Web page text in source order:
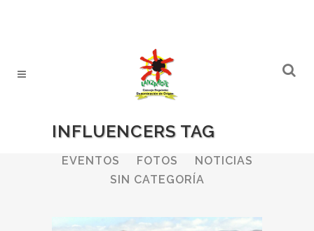
INFLUENCERS TAG
ALL BODEGAS
BOLETINES
EVENTOS
FOTOS
NOTICIAS
SIN CATEGORÍA